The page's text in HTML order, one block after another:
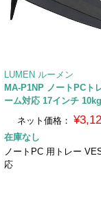
LUMEN ルーメン
MA-P1NP ノートPCト
ーム対応 17インチ
ネット価格：
在庫なし
ノートPC 用トレー
応